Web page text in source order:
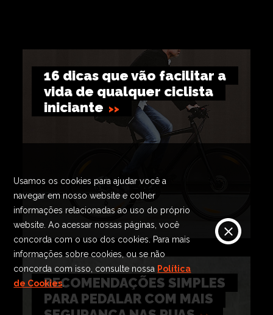
16 dicas que vão facilitar a
vida de qualquer ciclista
iniciante
RECOMENDAÇÕES SIMPLES
PARA PEDALAR COM MAIS
Usamos os cookies para ajudar você a
navegar em nosso website e colher
informações relacionadas ao uso do próprio
website. Ao acessar nossas páginas, você
concorda com o uso dos cookies. Para mais
informações sobre cookies, ou se não
concorda com isso, consulte nossa Política
de Cookies.